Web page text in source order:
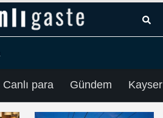
Canlı para Gündem